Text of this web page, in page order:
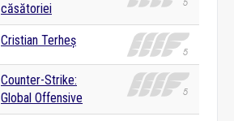
căsătoriei
Cristian Terheș
Counter-Strike:
Global Offensive